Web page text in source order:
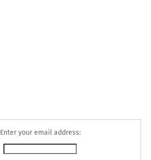
Enter your email address: